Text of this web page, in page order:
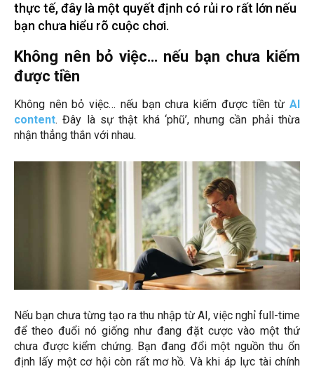
thực tế, đây là một quyết định có rủi ro rất lớn nếu
bạn chưa hiểu rõ cuộc chơi.
Không nên bỏ việc… nếu bạn chưa kiếm
được tiền
Không nên bỏ việc… nếu bạn chưa kiếm được tiền từ AI
content. Đây là sự thật khá ‘phũ’, nhưng cần phải thừa
nhận thẳng thắn với nhau.
Nếu bạn chưa từng tạo ra thu nhập từ AI, việc nghỉ full-time
để theo đuổi nó giống như đang đặt cược vào một thứ
chưa được kiểm chứng. Bạn đang đổi một nguồn thu ổn
định lấy một cơ hội còn rất mơ hồ. Và khi áp lực tài chính